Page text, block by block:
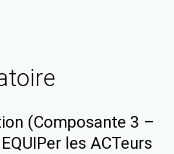
(Composante 3 –
les ACTeurs